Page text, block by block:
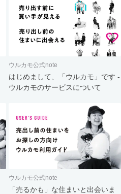
ウルカモ公式note
はじめまして、「ウルカモ」です -
ウルカモのサービスについて
ウルカモ公式note
「売るかも」な住まいと出会いま